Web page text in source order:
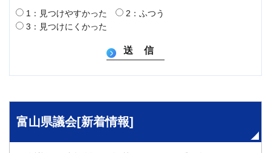
1：見つけやすかった
2：ふつう
3：見つけにくかった
富山県議会[新着情報]